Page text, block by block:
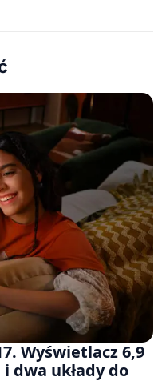
Wyświetlacz 6,9
dwa układy do